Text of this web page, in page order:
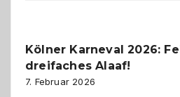
Kölner Karneval 2026:
dreifaches Alaaf!
7. Februar 2026